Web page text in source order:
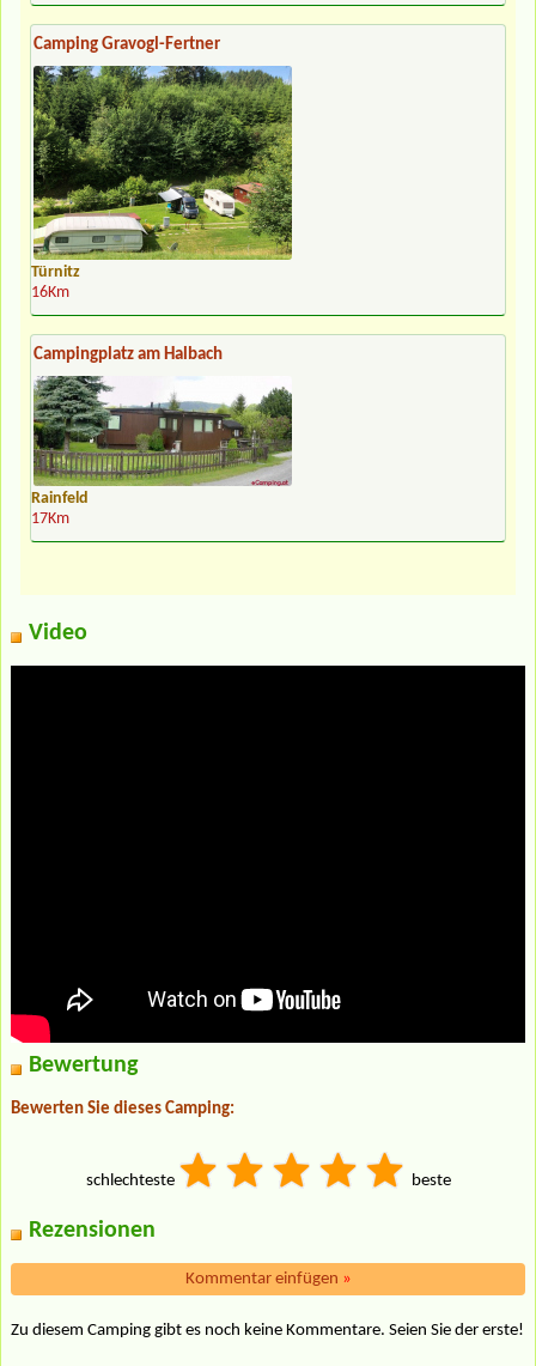
Camping Gravogl-Fertner
Türnitz
16Km
Campingplatz am Halbach
Rainfeld
17Km
Video
Bewertung
Bewerten Sie dieses Camping:
schlechteste beste
Rezensionen
Kommentar einfügen »
Zu diesem Camping gibt es noch keine Kommentare. Seien Sie der erste!